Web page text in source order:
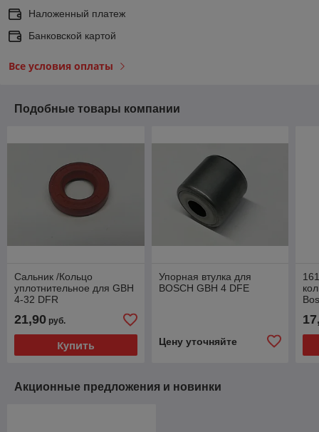
Наложенный платеж
Банковской картой
Все условия оплаты
Подобные товары компании
Сальник /Кольцо
уплотнительное для GBH
4-32 DFR
21,90 руб.
Купить
Упорная втулка для
BOSCH GBH 4 DFE
Цену уточняйте
Акционные предложения и новинки